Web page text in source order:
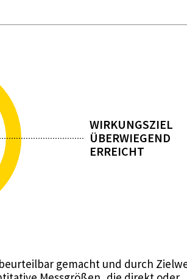
WIRKUNGSZIEL
ÜBERWIEGEND
ERREICHT
gemacht und durch